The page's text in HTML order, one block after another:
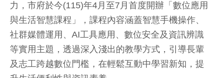
力，市府於今(115)年4月至7月首度開辦「數位應用
與生活智慧課程」，課程內容涵蓋智慧手機操作、
社群媒體運用、AI工具應用、數位安全及資訊辨識
等實用主題，透過深入淺出的教學方式，引導長輩
及志工跨越數位門檻，在輕鬆互動中學習新知，提